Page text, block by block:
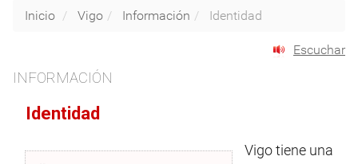
Inicio Vigo Información Identidad
Escuchar
INFORMACIÓN
Identidad
Vigo tiene una